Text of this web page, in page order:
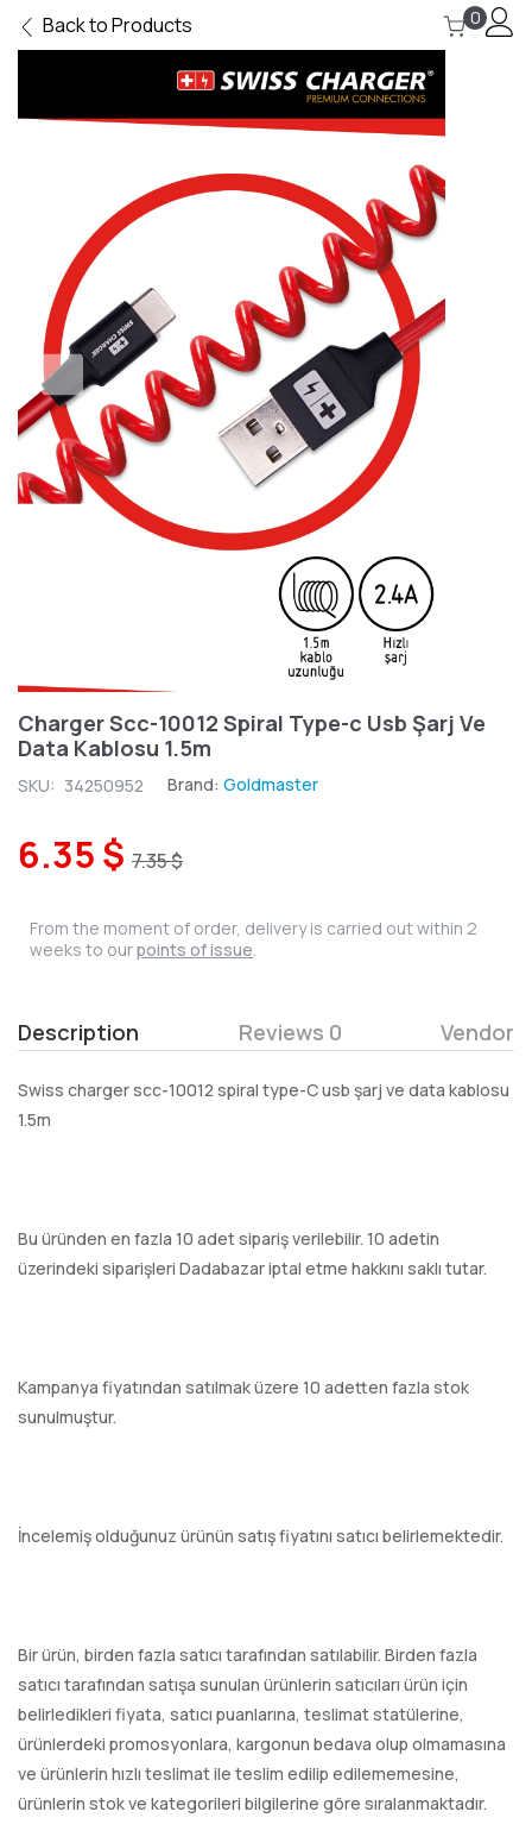
Back to Products 0
Charger Scc-10012 Spiral Type-c Usb Şarj Ve
Data Kablosu 1.5m
SKU: 34250952 Brand: Goldmaster
6.35 $ 7.35 $
From the moment of order, delivery is carried out within 2
weeks to ourpoints of issue.
Description Reviews 0 Vendor
Swiss charger scc-10012 spiral type-C usb şarj ve data kablosu
1.5m
Bu üründen en fazla 10 adet sipariş verilebilir. 10 adetin
üzerindeki siparişleri Dadabazar iptal etme hakkını saklı tutar.
Kampanya fiyatından satılmak üzere 10 adetten fazla stok
sunulmuştur.
İncelemiş olduğunuz ürünün satış fiyatını satıcı belirlemektedir.
Bir ürün, birden fazla satıcı tarafından satılabilir. Birden fazla
satıcı tarafından satışa sunulan ürünlerin satıcıları ürün için
belirledikleri fiyata, satıcı puanlarına, teslimat statülerine,
ürünlerdeki promosyonlara, kargonun bedava olup olmamasına
ve ürünlerin hızlı teslimat ile teslim edilip edilememesine,
ürünlerin stok ve kategorileri bilgilerine göre sıralanmaktadır.